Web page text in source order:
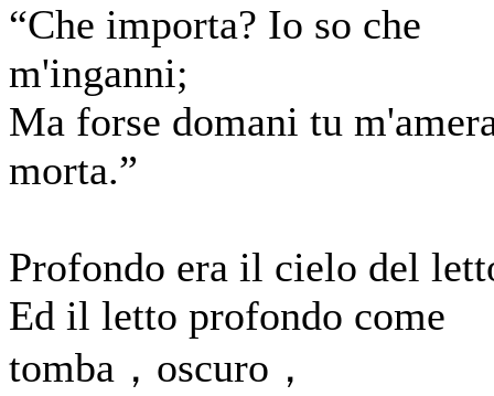
“Che importa? Io so che
m'inganni;
Ma forse domani tu
morta.”
Profondo era il cielo del
Ed il letto profondo come
tomba，oscuro，